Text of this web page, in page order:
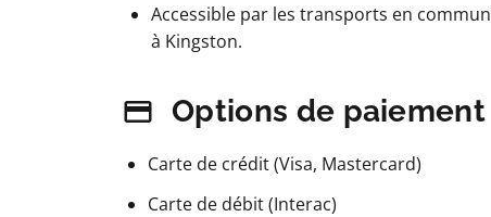
Accessible par les transports en commun
à Kingston.
Options de paiement
Carte de crédit (Visa, Mastercard)
Carte de débit (Interac)